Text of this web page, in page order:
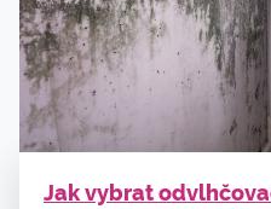
Jak vybrat